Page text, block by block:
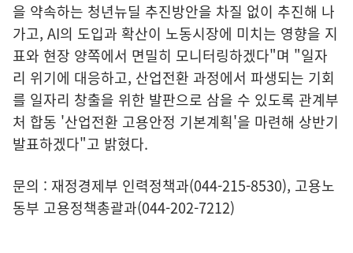
을 약속하는 청년뉴딜 추진방안을 차질 없이 추진해 나
가고, AI의 도입과 확산이 노동시장에 미치는 영향을 지
표와 현장 양쪽에서 면밀히 모니터링하겠다"며 "일자
리 위기에 대응하고, 산업전환 과정에서 파생되는 기회
를 일자리 창출을 위한 발판으로 삼을 수 있도록 관계부
처 합동 '산업전환 고용안정 기본계획'을 마련해 상반기
발표하겠다"고 밝혔다.
문의 : 재정경제부 인력정책과(044-215-8530), 고용노
동부 고용정책총괄과(044-202-7212)